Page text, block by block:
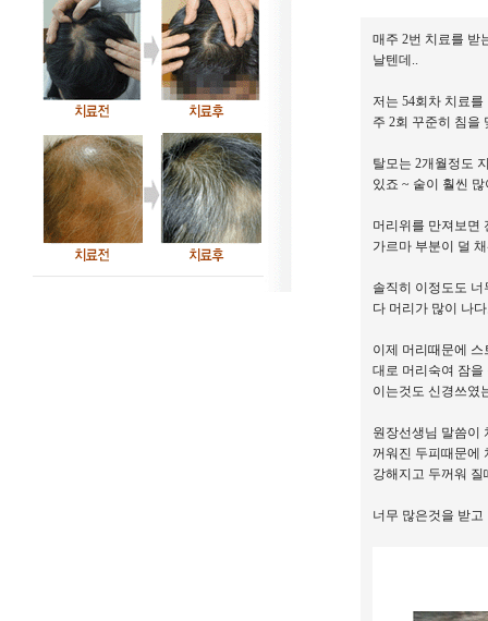
매주 2번 치료를 받
날텐데..
저는 54회차 치료
주 2회 꾸준히 침을
탈모는 2개월정도
있죠 ~ 숱이 훨씬
머리위를 만져보면
가르마 부분이 덜
솔직히 이정도도
다 머리가 많이 나
이제 머리때문에
대로 머리숙여 잠
이는것도 신경쓰였
원장선생님 말씀이
꺼워진 두피때문에
강해지고 두꺼워
너무 많은것을 받고